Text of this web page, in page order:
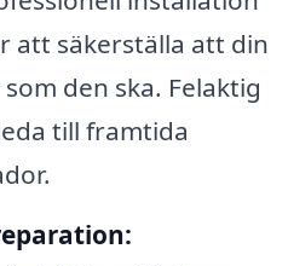
att säkerställa att din
den ska. Felaktig
till framtida